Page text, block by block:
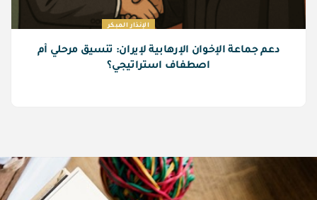
الإنذار المبكر
دعم جماعة الإخوان الإرهابية لإيران: تنسيق مرحلي أم
اصطفاف استراتيجي؟